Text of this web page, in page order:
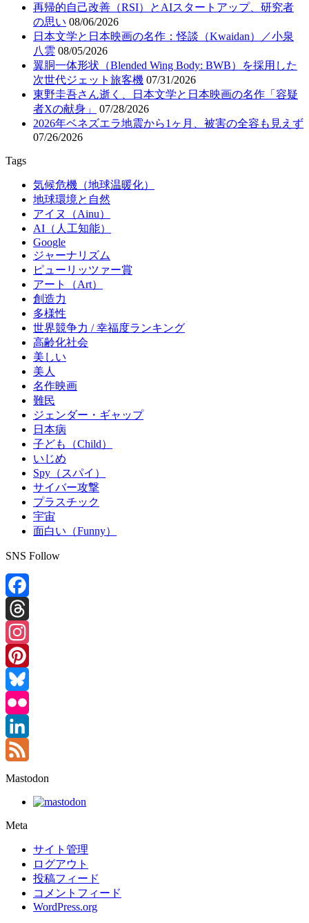
再帰的自己改善（RSI）とAIスタートアップ、研究者
の思い 08/06/2026
日本文学と日本映画の名作：怪談（Kwaidan）／小泉
八雲 08/05/2026
翼胴一体形状（Blended Wing Body: BWB）を採用した
次世代ジェット旅客機 07/31/2026
東野圭吾さん逝く、日本文学と日本映画の名作「容疑
者Xの献身」
07/28/2026
2026年ベネズエラ地震から1ヶ月、被害の全容も見えず
07/26/2026
Tags
気候危機（地球温暖化）
地球環境と自然
アイヌ（Ainu）
AI（人工知能）
Google
ジャーナリズム
ピューリッツァー賞
アート（Art）
創造力
多様性
世界競争力 / 幸福度ランキング
高齢化社会
美しい
美人
名作映画
難民
ジェンダー・ギャップ
日本病
子ども（Child）
いじめ
Spy（スパイ）
サイバー攻撃
プラスチック
宇宙
面白い（Funny）
SNS Follow
Facebook
Threads
Instagram
Pinterest
Bluesky
Flickr
LinkedIn
Feed
Mastodon
Meta
サイト管理
ログアウト
投稿フィード
コメントフィード
WordPress.org